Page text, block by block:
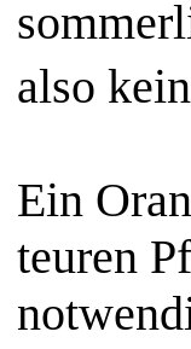
also
Ein
teuren